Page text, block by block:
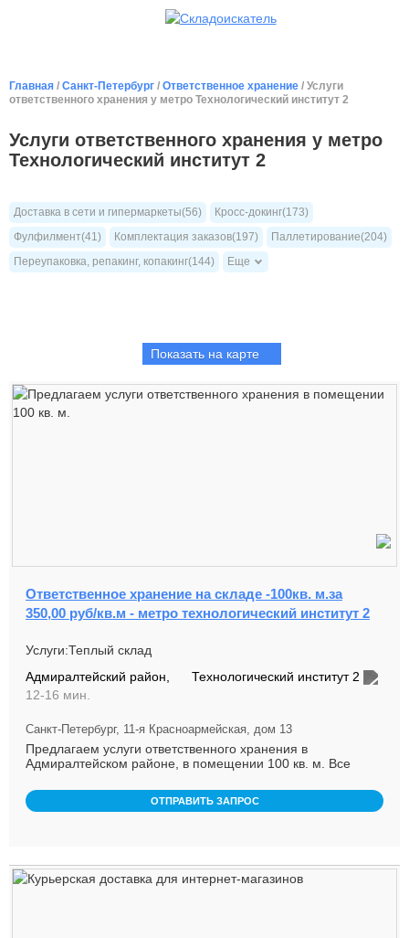
Главная / Санкт-Петербург / Ответственное хранение / Услуги
ответственного хранения у метро Технологический институт 2
Услуги ответственного хранения у метро
Технологический институт 2
Доставка в сети и гипермаркеты(56)
Кросс-докинг(173)
Фулфилмент(41)
Комплектация заказов(197)
Паллетирование(204)
Переупаковка, репакинг, копакинг(144)
Еще
Показать на карте
Ответственное хранение на складе -100кв. м.за
350,00 руб/кв.м - метро технологический институт 2
Услуги:Теплый склад
Адмиралтейский район,
Технологический институт 2
12-16 мин.
Санкт-Петербург, 11-я Красноармейская, дом 13
Предлагаем услуги ответственного хранения в
Адмиралтейском районе, в помещении 100 кв. м. Все
ОТПРАВИТЬ ЗАПРОС